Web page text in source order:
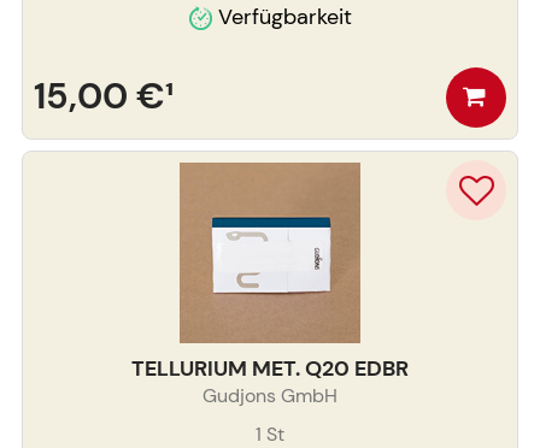
Verfügbarkeit
15,00 €¹
TELLURIUM MET. Q20 EDBR
Gudjons GmbH
1 St